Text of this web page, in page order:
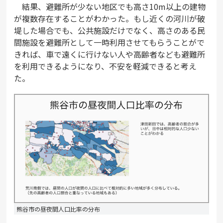
結果、避難所が少ない地区でも高さ10m以上の建物
が複数存在することがわかった。もし近くの河川が破
堤した場合でも、公共施設だけでなく、高さのある民
間施設を避難所として一時利用させてもらうことがで
きれば、車で遠くに行けない人や高齢者なども避難所
を利用できるようになり、不安を軽減できると考え
た。
熊谷市の昼夜間人口比率の分布